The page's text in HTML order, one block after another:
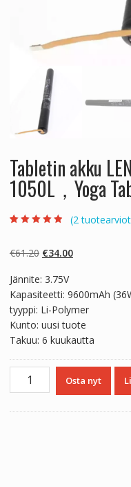
Tabletin akku
1050L，Yoga
asiakkaan
(2
€61.20 Alkuperäinen
oli:
€61.20.
€34.00Nykyinen
€34.00.
Jännite: 3.75V
Kapasiteetti: 9600mAh
tyyppi: Li-Polymer
Kunto: uusi tuote
Takuu: 6 kuukautta
Tabletin
Osta nyt